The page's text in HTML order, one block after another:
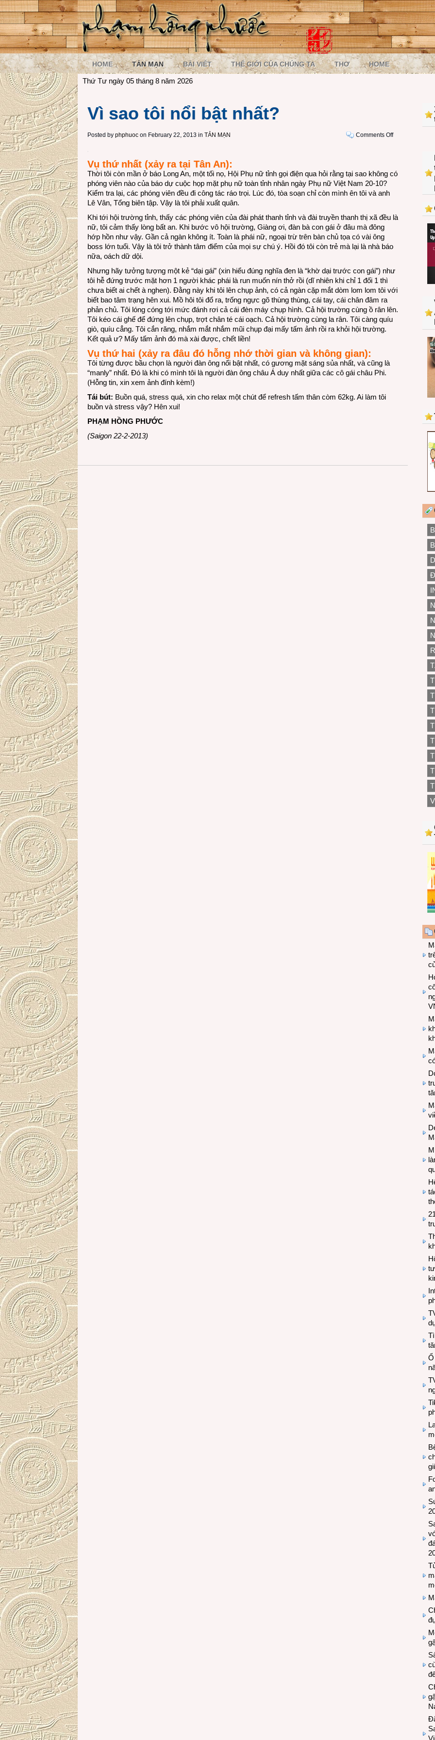
HOME TẢN MẠN BÀI VIẾT THẾ GIỚI CỦA CHÚNG TA THƠ HOME
Thứ Tư ngày 05 tháng 8 năm 2026
Vì sao tôi nổi bật nhất?
Posted by phphuoc on February 22, 2013 in TẢN MẠN Comments Offon
nổi
Vụ thứ nhất (xảy ra tại Tân An):
Thời tôi còn mần ở báo Long An, một tối nọ, Hội Phụ nữ tỉnh gọi điện qua hỏi rằng tại sao không có
phóng viên nào của báo dự cuộc họp mặt phụ nữ toàn tỉnh nhân ngày Phụ nữ Việt Nam 20-10?
Kiểm tra lại, các phóng viên đều đi công tác ráo trọi. Lúc đó, tòa soạn chỉ còn mình ên tôi và anh
Lê Vân, Tổng biên tập. Vậy là tôi phải xuất quân.
Khi tới hội trường tỉnh, thấy các phóng viên của đài phát thanh tỉnh và đài truyền thanh thị xã đều là
nữ, tôi cảm thấy lòng bất an. Khi bước vô hội trường, Giàng ơi, đàn bà con gái ở đâu mà đông
hớp hồn như vậy. Gần cả ngàn không ít. Toàn là phái nữ, ngoại trừ trên bàn chủ tọa có vài ông
boss lớn tuổi. Vậy là tôi trở thành tâm điểm của mọi sự chú ý. Hồi đó tôi còn trẻ mà lại là nhà báo
nữa, oách dữ dội.
Nhưng hãy tưởng tượng một kẻ “dại gái” (xin hiểu đúng nghĩa đen là “khờ dại trước con gái”) như
tôi hễ đứng trước mặt hơn 1 người khác phái là run muốn nín thở rồi (dĩ nhiên khi chỉ 1 đối 1 thì
chưa biết ai chết à nghen). Đằng này khi tôi lên chụp ảnh, có cả ngàn cặp mắt dòm lom lom tôi với
biết bao tâm trạng hên xui. Mồ hôi tôi đổ ra, trống ngực gõ thùng thùng, cái tay, cái chân đâm ra
phản chủ. Tôi lóng cóng tới mức đánh rơi cả cái đèn máy chụp hình. Cả hội trường cùng ồ rân lên.
Tôi kéo cái ghế để đứng lên chụp, trợt chân té cái oạch. Cả hội trường cùng la rân. Tôi càng quíu
giò, quíu cẳng. Tôi cắn răng, nhắm mắt nhắm mũi chụp đại mấy tấm ảnh rồi ra khỏi hội trường.
Kết quả ư? Mấy tấm ảnh đó mà xài được, chết liền!
Vụ thứ hai (xảy ra đâu đó hỗng nhớ thời gian và không gian):
Tôi từng được bầu chọn là người đàn ông nổi bật nhất, có gương mặt sáng sủa nhất, và cũng là
“manly” nhất. Đó là khi có mình tôi là người đàn ông châu Á duy nhất giữa các cô gái châu Phi.
(Hỗng tin, xin xem ảnh đính kèm!)
Tái bút: Buồn quá, stress quá, xin cho relax một chút để refresh tấm thân còm 62kg. Ai làm tôi
buồn và stress vậy? Hên xui!
PHẠM HỒNG PHƯỚC
(Saigon 22-2-2013)